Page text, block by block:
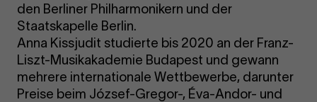
den Berliner Philharmonikern und der
Staatskapelle Berlin.
Anna Kissjudit studierte bis 2020 an der Franz-
Liszt-Musikakademie Budapest und gewann
mehrere internationale Wettbewerbe, darunter
Preise beim József-Gregor-, Éva-Andor- und